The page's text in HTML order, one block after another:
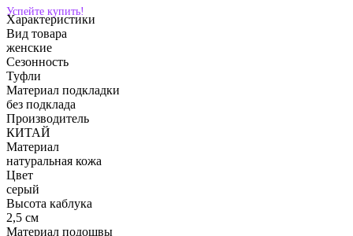
Успейте купить!
Характеристики
Вид товара
женские
Сезонность
Туфли
Материал подкладки
без подклада
Производитель
КИТАЙ
Материал
натуральная кожа
Цвет
серый
Высота каблука
2,5 см
Материал подошвы